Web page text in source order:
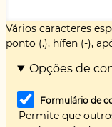
Vários caracteres
ponto (.), hífen (-),
Opções de
Formulário de
Permite que